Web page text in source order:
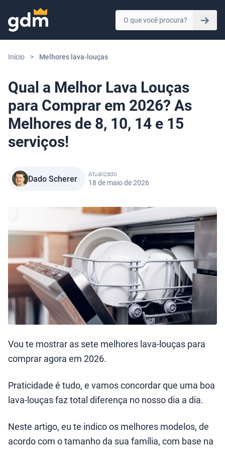
Skip to content
Início > Melhores lava-louças
Qual a Melhor Lava Louças
para Comprar em 2026? As
Melhores de 8, 10, 14 e 15
serviços!
Dado Scherer Atualizado
18 de maio de 2026
Vou te mostrar as sete melhores lava-louças para
comprar agora em 2026.
Praticidade é tudo, e vamos concordar que uma boa
lava-louças faz total diferença no nosso dia a dia.
Neste artigo, eu te indico os melhores modelos, de
acordo com o tamanho da sua família, com base na